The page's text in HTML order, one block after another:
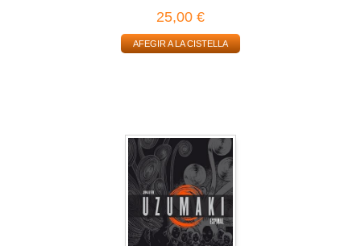
25,00 €
AFEGIR A LA CISTELLA